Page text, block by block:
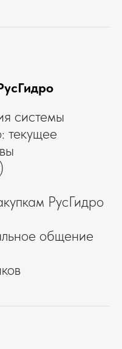
системы
текущее
РусГидро
общение